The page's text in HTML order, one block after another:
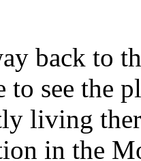
back to
to see the
living
in the